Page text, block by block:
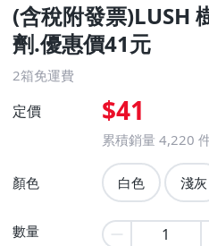
(含稅附發票)LUSH
劑.優惠價41元
2箱免運費
定價 $41
累積銷量 4,220
顏色 白色 淺灰
數量